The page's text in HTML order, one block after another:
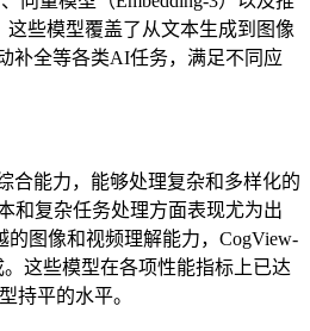
些模型覆盖了从文本生成到图像
补全等各类AI任务，满足不同应
合能力，能够处理复杂和多样化的
和复杂任务处理方面表现尤为出
的图像和视频理解能力，CogView-
这些模型在各项性能指标上已达
持平的水平。